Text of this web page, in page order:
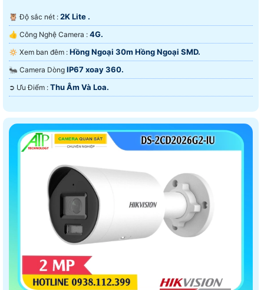
🦉 Độ sắc nét : 2K Lite .
👍 Công Nghệ Camera : 4G.
🔅 Xem ban đêm : Hồng Ngoại 30m Hồng Ngoại SMD.
🐜 Camera Dòng IP67 xoay 360.
️➲ Ưu Điểm : Thu Âm Và Loa.